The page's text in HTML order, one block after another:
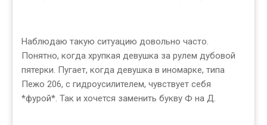
Наблюдаю такую ситуацию довольно часто.
Понятно, когда хрупкая девушка за рулем дубовой
пятерки. Пугает, когда девушка в иномарке, типа
Пежо 206, с гидроусилителем, чувствует себя
*фурой*. Так и хочется заменить букву Ф на Д.